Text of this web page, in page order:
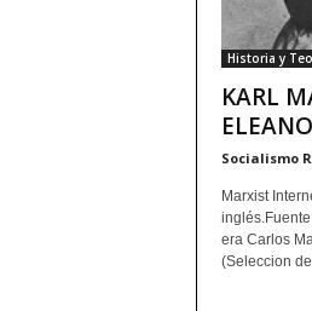
Historia y
KARL
Socialismo
Marxist
era Carlos
(Seleccion